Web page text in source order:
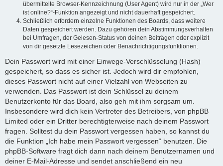
übermittelte Browser-Kennzeichnung (User Agent) wird nur in der „Wer
ist online?“-Funktion angezeigt und nicht dauerhaft gespeichert.
Schließlich erfordern einzelne Funktionen des Boards, dass weitere
Daten gespeichert werden. Dazu gehören dein Abstimmungsverhalten
bei Umfragen, der Gelesen-Status von deinen Beiträgen oder explizit
von dir gesetzte Lesezeichen oder Benachrichtigungsfunktionen.
Dein Passwort wird mit einer Einwege-Verschlüsselung (Hash)
gespeichert, so dass es sicher ist. Jedoch wird dir empfohlen,
dieses Passwort nicht auf einer Vielzahl von Webseiten zu
verwenden. Das Passwort ist dein Schlüssel zu deinem
Benutzerkonto für das Board, also geh mit ihm sorgsam um.
Insbesondere wird dich kein Vertreter des Betreibers, von phpBB
Limited oder ein Dritter berechtigterweise nach deinem Passwort
fragen. Solltest du dein Passwort vergessen haben, so kannst du
die Funktion „Ich habe mein Passwort vergessen“ benutzen. Die
phpBB-Software fragt dich dann nach deinem Benutzernamen und
deiner E-Mail-Adresse und sendet anschließend ein neu